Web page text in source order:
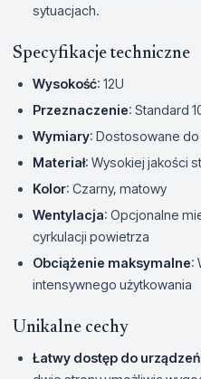
sytuacjach.
Specyfikacje techniczne
Wysokość: 12U
Przeznaczenie: Standard
Wymiary: Dostosowane
Materiał: Wysokiej jakości
Kolor: Czarny, matowy
Wentylacja: Opcjonalne
cyrkulacji powietrza
Obciążenie maksymalne:
intensywnego użytkowania
Unikalne cechy
Łatwy dostęp do urządzeń